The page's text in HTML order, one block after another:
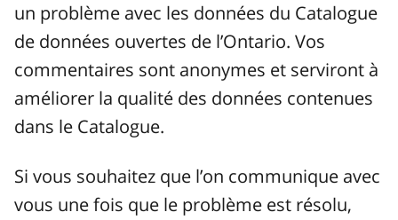
un problème avec les données du Catalogue
de données ouvertes de l’Ontario. Vos
commentaires sont anonymes et serviront à
améliorer la qualité des données contenues
dans le Catalogue.
Si vous souhaitez que l’on communique avec
vous une fois que le problème est résolu,